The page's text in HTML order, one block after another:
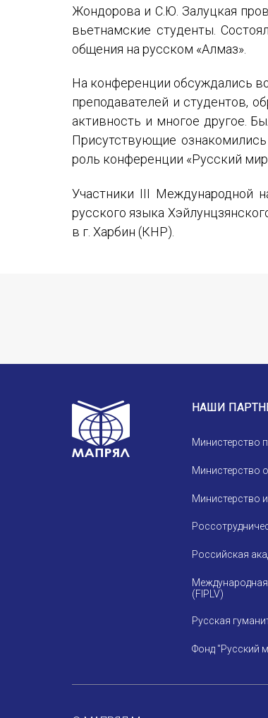
Жондорова и С.Ю. Залуцкая
вьетнамские студенты.
общения на русском «Алмаз».
На конференции обсуждались
преподавателей и студентов,
активность и многое другое.
Присутствующие
роль конференции «Русский
Участники III Международной
русского языка
в г. Харбин (КНР).
НАШИ
Министерство
Министерство
Министерство
Российская
(FIPLV)
Русская
Фонд "Русский